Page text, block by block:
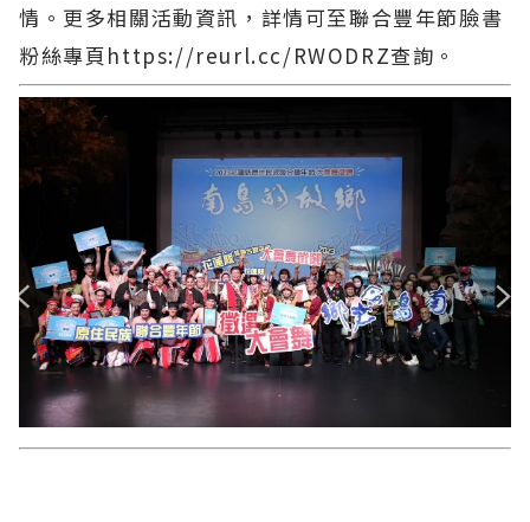
情。更多相關活動資訊，詳情可至聯合豐年節臉書
粉絲專頁https://reurl.cc/RWODRZ查詢。